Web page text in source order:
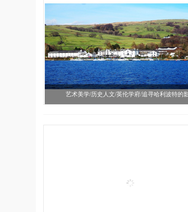
艺术美学/历史人文/英伦学府/追寻哈利波特的